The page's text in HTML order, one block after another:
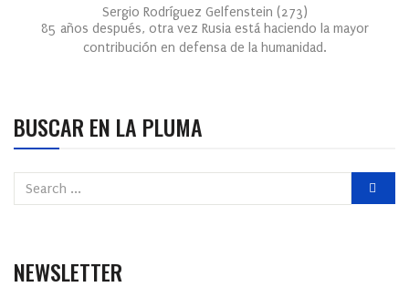
Sergio Rodríguez Gelfenstein (273)
85 años después, otra vez Rusia está haciendo la mayor
contribución en defensa de la humanidad.
BUSCAR EN LA PLUMA
NEWSLETTER